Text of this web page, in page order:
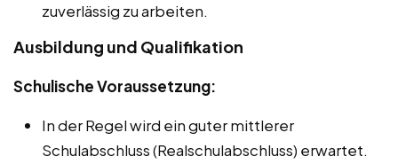
zuverlässig zu arbeiten.
Ausbildung und Qualifikation
Schulische Voraussetzung:
In der Regel wird ein guter mittlerer
Schulabschluss (Realschulabschluss) erwartet.